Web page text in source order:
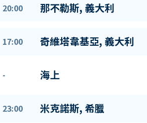
20:00 那不勒斯, 義大利
17:00 奇維塔韋基亞, 義大利
- 海上
23:00 米克諾斯, 希臘